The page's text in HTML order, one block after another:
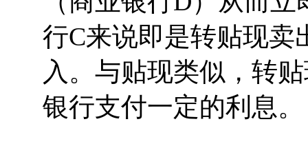
行C来说即是转贴现卖
入。与贴现类似，转
银行支付一定的利息。